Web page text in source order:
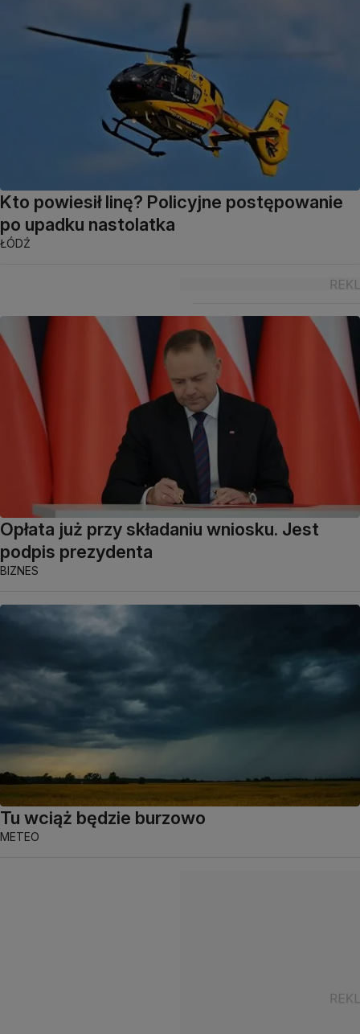
Kto powiesił linę? Policyjne postępowanie
po upadku nastolatka
ŁÓDŹ
Opłata już przy składaniu wniosku. Jest
podpis prezydenta
BIZNES
Tu wciąż będzie burzowo
METEO